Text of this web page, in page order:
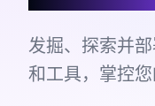
发掘、探索并
和工具，掌控您